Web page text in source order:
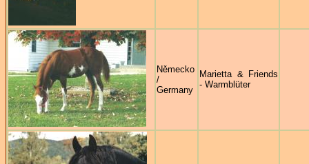
Německo
/
Germany
Marietta & Friends
- Warmblüter